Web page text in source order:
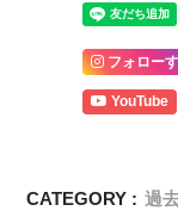
フォロー
YouTube
CATEGORY : 過